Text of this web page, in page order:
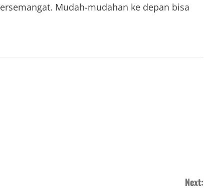
Mudah-mudahan ke depan bisa
Next: